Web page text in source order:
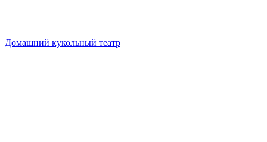
Домашний кукольный театр